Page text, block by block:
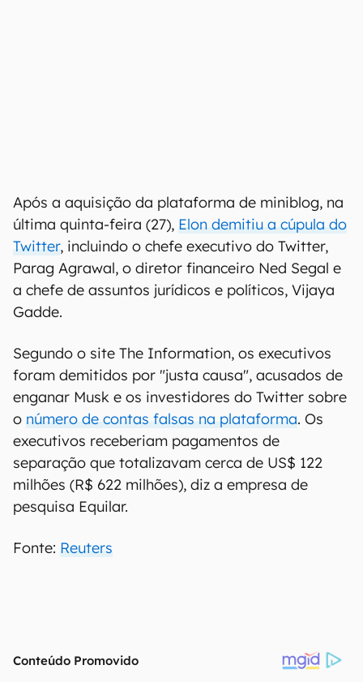
Após a aquisição da plataforma de miniblog, na
última quinta-feira (27), Elon demitiu a cúpula do
Twitter, incluindo o chefe executivo do Twitter,
Parag Agrawal, o diretor financeiro Ned Segal e
a chefe de assuntos jurídicos e políticos, Vijaya
Gadde.
Segundo o site The Information, os executivos
foram demitidos por "justa causa", acusados de
enganar Musk e os investidores do Twitter sobre
o número de contas falsas na plataforma. Os
executivos receberiam pagamentos de
separação que totalizavam cerca de US$ 122
milhões (R$ 622 milhões), diz a empresa de
pesquisa Equilar.
Fonte: Reuters